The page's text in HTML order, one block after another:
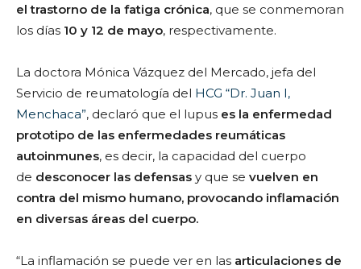
el trastorno de la fatiga crónica, que se conmemoran
los días 10 y 12 de mayo, respectivamente.
La doctora Mónica Vázquez del Mercado, jefa del
Servicio de reumatología del HCG “Dr. Juan I,
Menchaca”, declaró que el lupus es la enfermedad
prototipo de las enfermedades reumáticas
autoinmunes, es decir, la capacidad del cuerpo
de desconocer las defensas y que se vuelven en
contra del mismo humano, provocando inflamación
en diversas áreas del cuerpo.
“La inflamación se puede ver en las articulaciones de